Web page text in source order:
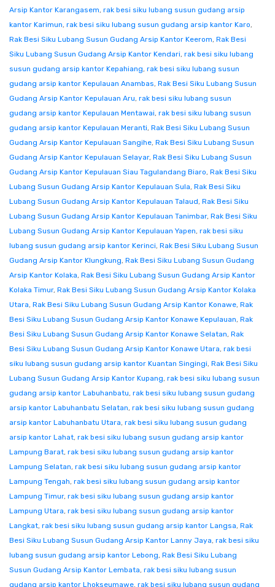
Arsip Kantor Karangasem, rak besi siku lubang susun gudang arsip
kantor Karimun, rak besi siku lubang susun gudang arsip kantor Karo,
Rak Besi Siku Lubang Susun Gudang Arsip Kantor Keerom, Rak Besi
Siku Lubang Susun Gudang Arsip Kantor Kendari, rak besi siku lubang
susun gudang arsip kantor Kepahiang, rak besi siku lubang susun
gudang arsip kantor Kepulauan Anambas, Rak Besi Siku Lubang Susun
Gudang Arsip Kantor Kepulauan Aru, rak besi siku lubang susun
gudang arsip kantor Kepulauan Mentawai, rak besi siku lubang susun
gudang arsip kantor Kepulauan Meranti, Rak Besi Siku Lubang Susun
Gudang Arsip Kantor Kepulauan Sangihe, Rak Besi Siku Lubang Susun
Gudang Arsip Kantor Kepulauan Selayar, Rak Besi Siku Lubang Susun
Gudang Arsip Kantor Kepulauan Siau Tagulandang Biaro, Rak Besi Siku
Lubang Susun Gudang Arsip Kantor Kepulauan Sula, Rak Besi Siku
Lubang Susun Gudang Arsip Kantor Kepulauan Talaud, Rak Besi Siku
Lubang Susun Gudang Arsip Kantor Kepulauan Tanimbar, Rak Besi Siku
Lubang Susun Gudang Arsip Kantor Kepulauan Yapen, rak besi siku
lubang susun gudang arsip kantor Kerinci, Rak Besi Siku Lubang Susun
Gudang Arsip Kantor Klungkung, Rak Besi Siku Lubang Susun Gudang
Arsip Kantor Kolaka, Rak Besi Siku Lubang Susun Gudang Arsip Kantor
Kolaka Timur, Rak Besi Siku Lubang Susun Gudang Arsip Kantor Kolaka
Utara, Rak Besi Siku Lubang Susun Gudang Arsip Kantor Konawe, Rak
Besi Siku Lubang Susun Gudang Arsip Kantor Konawe Kepulauan, Rak
Besi Siku Lubang Susun Gudang Arsip Kantor Konawe Selatan, Rak
Besi Siku Lubang Susun Gudang Arsip Kantor Konawe Utara, rak besi
siku lubang susun gudang arsip kantor Kuantan Singingi, Rak Besi Siku
Lubang Susun Gudang Arsip Kantor Kupang, rak besi siku lubang susun
gudang arsip kantor Labuhanbatu, rak besi siku lubang susun gudang
arsip kantor Labuhanbatu Selatan, rak besi siku lubang susun gudang
arsip kantor Labuhanbatu Utara, rak besi siku lubang susun gudang
arsip kantor Lahat, rak besi siku lubang susun gudang arsip kantor
Lampung Barat, rak besi siku lubang susun gudang arsip kantor
Lampung Selatan, rak besi siku lubang susun gudang arsip kantor
Lampung Tengah, rak besi siku lubang susun gudang arsip kantor
Lampung Timur, rak besi siku lubang susun gudang arsip kantor
Lampung Utara, rak besi siku lubang susun gudang arsip kantor
Langkat, rak besi siku lubang susun gudang arsip kantor Langsa, Rak
Besi Siku Lubang Susun Gudang Arsip Kantor Lanny Jaya, rak besi siku
lubang susun gudang arsip kantor Lebong, Rak Besi Siku Lubang
Susun Gudang Arsip Kantor Lembata, rak besi siku lubang susun
gudang arsip kantor Lhokseumawe, rak besi siku lubang susun gudang